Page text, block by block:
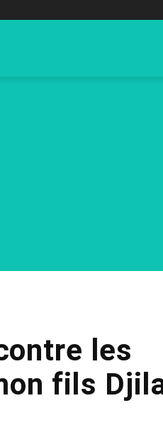
les
fils